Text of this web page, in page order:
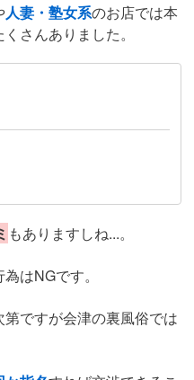
人妻・塾女系のお店では本
さんありました。
もありますしね...。
はNGです。
ですが会津の裏風俗では